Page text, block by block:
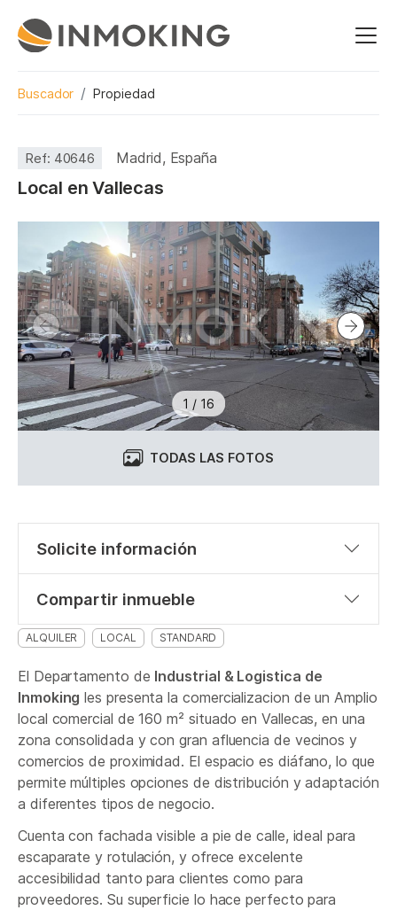
Buscador Propiedad
Ref: 40646 Madrid, España
Local en Vallecas
1 / 16
TODAS LAS FOTOS
Solicite información
Compartir inmueble
ALQUILER LOCAL STANDARD
El Departamento de Industrial & Logistica de
Inmoking les presenta la comercializacion de un Amplio
local comercial de 160 m² situado en Vallecas, en una
zona consolidada y con gran afluencia de vecinos y
comercios de proximidad. El espacio es diáfano, lo que
permite múltiples opciones de distribución y adaptación
a diferentes tipos de negocio.
Cuenta con fachada visible a pie de calle, ideal para
escaparate y rotulación, y ofrece excelente
accesibilidad tanto para clientes como para
proveedores. Su superficie lo hace perfecto para